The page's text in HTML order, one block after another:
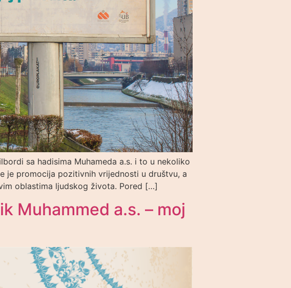
sa hadisima Muhameda a.s. i to u nekoliko
je promocija pozitivnih vrijednosti u društvu, a
oblastima ljudskog života. Pored […]
Muhammed a.s. – moj